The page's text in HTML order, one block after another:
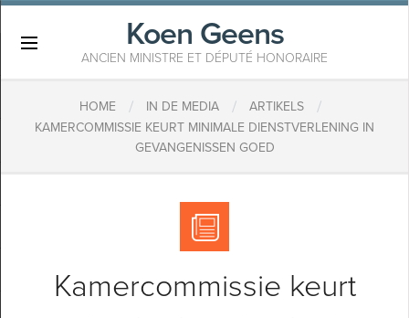
Koen Geens
ANCIEN MINISTRE ET DÉPUTÉ HONORAIRE
HOME / IN DE MEDIA / ARTIKELS /
KAMERCOMMISSIE KEURT MINIMALE DIENSTVERLENING IN
GEVANGENISSEN GOED
Kamercommissie keurt